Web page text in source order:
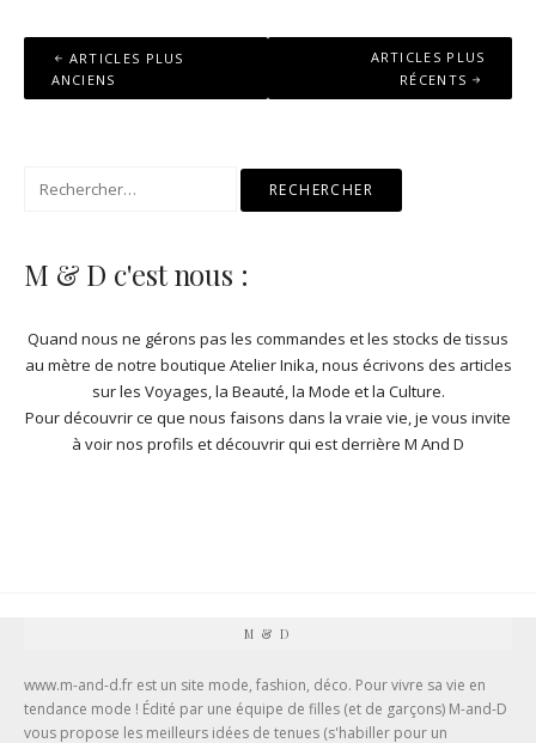
Navigation
des
ARTICLES PLUS
ANCIENS
ARTICLES PLUS
RÉCENTS
Rechercher :
M & D c'est nous :
Quand nous ne gérons pas les commandes et les stocks de tissus
au mètre de notre boutique Atelier Inika, nous écrivons des articles
sur les Voyages, la Beauté, la Mode et la Culture.
Pour découvrir ce que nous faisons dans la vraie vie, je vous invite
à voir nos profils et découvrir qui est derrière M And D
M & D
www.m-and-d.fr est un site mode, fashion, déco. Pour vivre sa vie en
tendance mode ! Édité par une équipe de filles (et de garçons) M-and-D
vous propose les meilleurs idées de tenues (s'habiller pour un